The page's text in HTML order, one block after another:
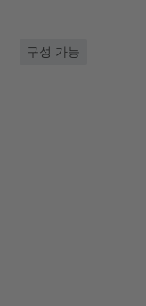
구성 가능